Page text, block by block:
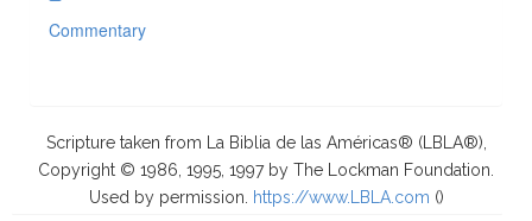
Commentary
Scripture taken from La Biblia de las Américas® (LBLA®),
Copyright © 1986, 1995, 1997 by The Lockman Foundation.
Used by permission.
https://www.LBLA.com ()